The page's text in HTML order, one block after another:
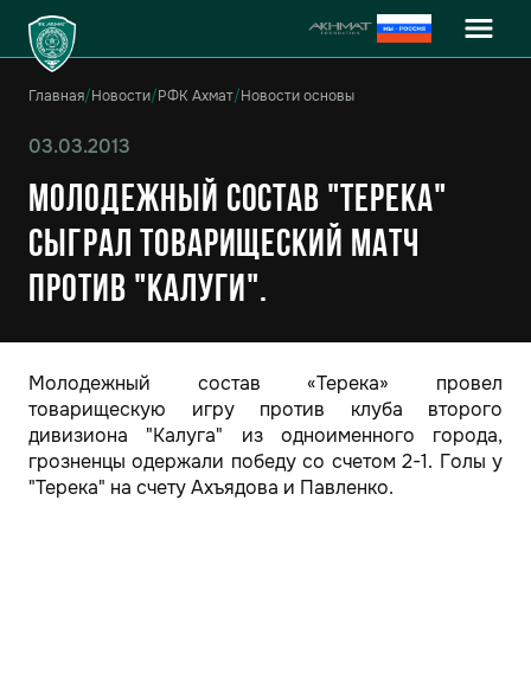
Главная/Новости/РФК Ахмат/Новости основы
03.03.2013
Молодежный состав "Терека"
сыграл товарищеский матч
против "Калуги".
Молодежный состав «Терека» провел
товарищескую игру против клуба второго
дивизиона "Калуга" из одноименного города,
грозненцы одержали победу со счетом 2-1. Голы у
"Терека" на счету Ахъядова и Павленко.